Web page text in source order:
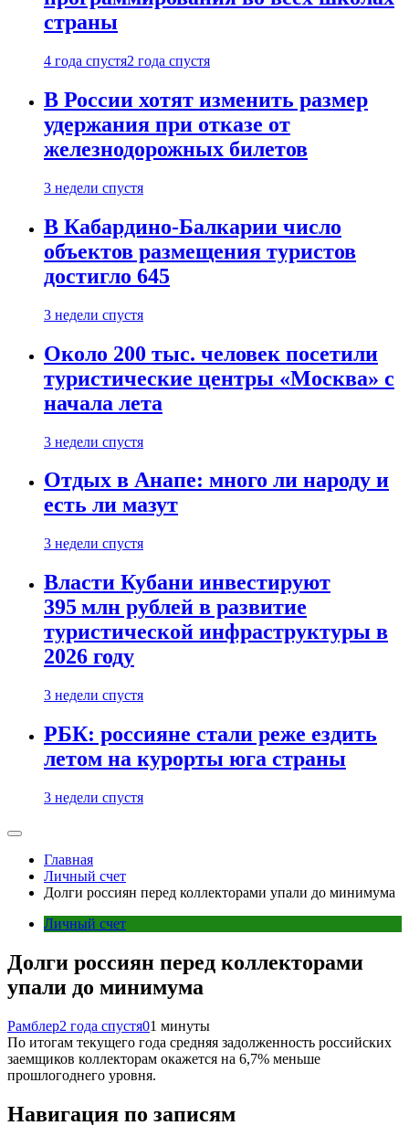
страны
4 года спустя2 года спустя
В России хотят изменить размер
удержания при отказе от
железнодорожных билетов
3 недели спустя
В Кабардино-Балкарии число
объектов размещения туристов
достигло 645
3 недели спустя
Около 200 тыс. человек посетили
туристические центры «Москва» с
начала лета
3 недели спустя
Отдых в Анапе: много ли народу и
есть ли мазут
3 недели спустя
Власти Кубани инвестируют
395 млн рублей в развитие
туристической инфраструктуры в
2026 году
3 недели спустя
РБК: россияне стали реже ездить
летом на курорты юга страны
3 недели спустя
Главная
Личный счет
Долги россиян перед коллекторами упали до минимума
Личный счет
Долги россиян перед коллекторами
упали до минимума
Рамблер2 года спустя01 минуты
По итогам текущего года средняя задолженность российских
заемщиков коллекторам окажется на 6,7% меньше
прошлогоднего уровня.
Навигация по записям